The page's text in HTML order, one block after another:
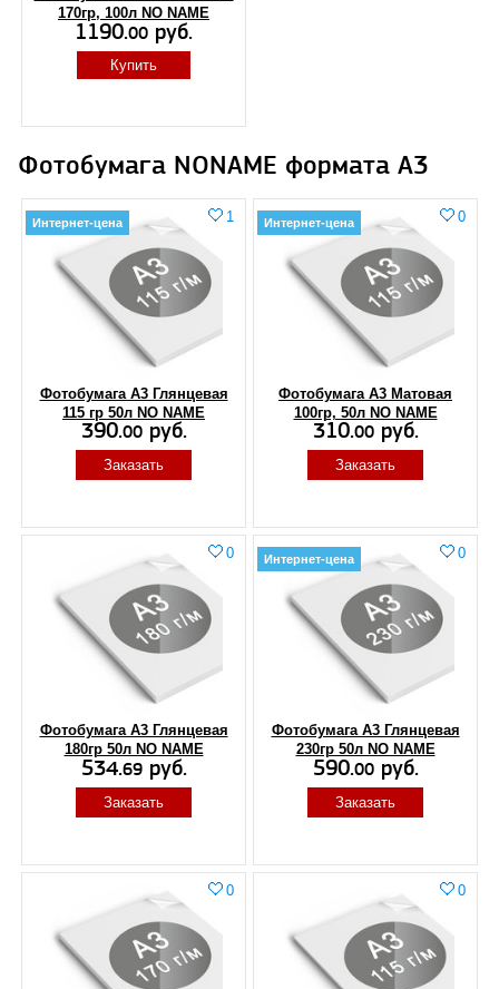
170гр, 100л NO NAME
1190.00 руб.
Купить
Фотобумага NONAME формата A3
Фотобумага А3 Глянцевая
115 гр 50л NO NAME
1
Интернет-цена
390.00руб.
Заказать
Фотобумага А3 Матовая
100гр, 50л NO NAME
0
Интернет-цена
310.00руб.
Заказать
Фотобумага А3 Глянцевая
180гр 50л NO NAME
0
534.69руб.
Заказать
Фотобумага А3 Глянцевая
230гр 50л NO NAME
0
Интернет-цена
590.00руб.
Заказать
0 0